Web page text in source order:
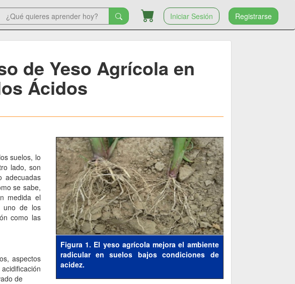
Iniciar Sesión Registrarse
de Yeso Agrícola en
Ácidos
suelos, lo
lado, son
adecuadas
se sabe,
medida el
uno de los
como las
aspectos
de
Figura 1. El yeso agrícola mejora el ambiente
radicular en suelos bajos condiciones de
acidez.